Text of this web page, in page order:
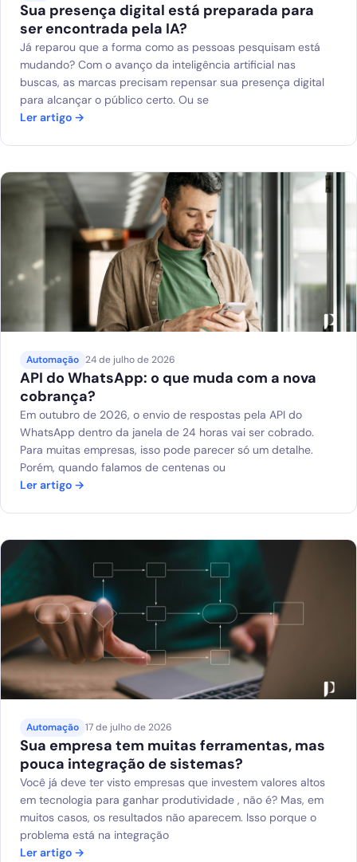
Sua presença digital está preparada para
ser encontrada pela IA?
Já reparou que a forma como as pessoas pesquisam está
mudando? Com o avanço da inteligência artificial nas
buscas, as marcas precisam repensar sua presença digital
para alcançar o público certo. Ou se
Ler artigo →
Automação 24 de julho de 2026
API do WhatsApp: o que muda com a nova
cobrança?
Em outubro de 2026, o envio de respostas pela API do
WhatsApp dentro da janela de 24 horas vai ser cobrado.
Para muitas empresas, isso pode parecer só um detalhe.
Porém, quando falamos de centenas ou
Ler artigo →
Automação 17 de julho de 2026
Sua empresa tem muitas ferramentas, mas
pouca integração de sistemas?
Você já deve ter visto empresas que investem valores altos
em tecnologia para ganhar produtividade , não é? Mas, em
muitos casos, os resultados não aparecem. Isso porque o
problema está na integração
Ler artigo →